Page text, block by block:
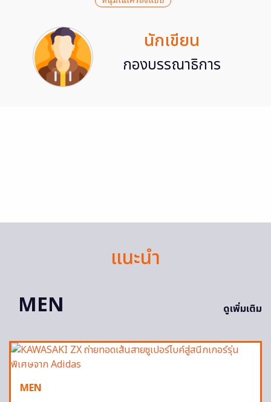
นักเขียน
กองบรรณาธิการ
แนะนำ
MEN
ดูเพิ่มเติม
MEN